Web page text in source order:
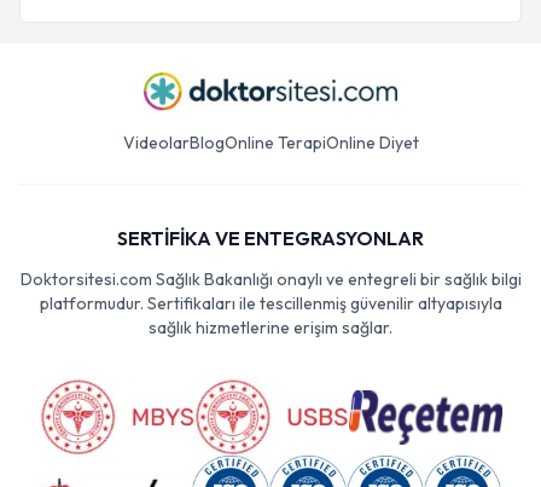
VideolarBlogOnline TerapiOnline Diyet
SERTİFİKA VE ENTEGRASYONLAR
Doktorsitesi.com Sağlık Bakanlığı onaylı ve entegreli bir sağlık bilgi
platformudur. Sertifikaları ile tescillenmiş güvenilir altyapısıyla
sağlık hizmetlerine erişim sağlar.